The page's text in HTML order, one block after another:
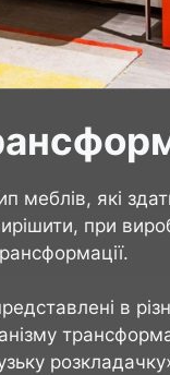
які
при
в